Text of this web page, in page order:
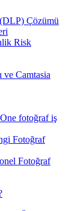
(DLP) Çözümü
Risk
ve Camtasia
fotoğraf iş
Fotoğraf
Fotoğraf